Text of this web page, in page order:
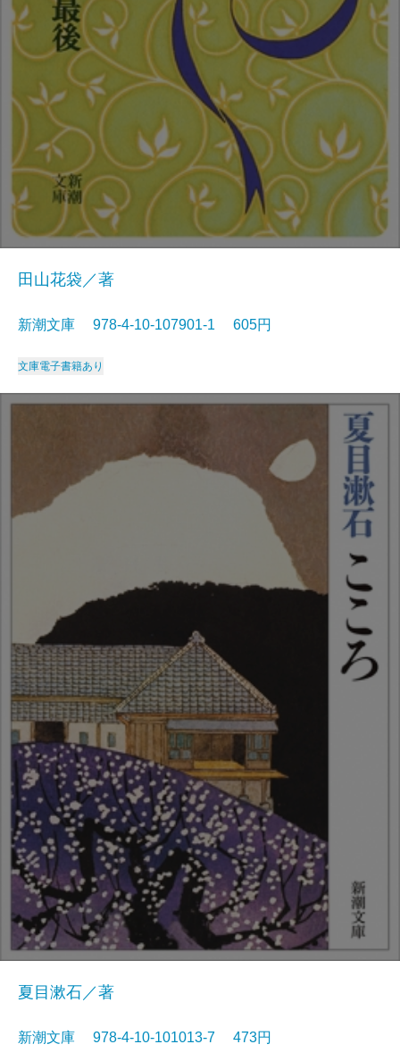
田山花袋／著
新潮文庫 978-4-10-107901-1 605円
文庫電子書籍あり
夏目漱石／著
新潮文庫 978-4-10-101013-7 473円